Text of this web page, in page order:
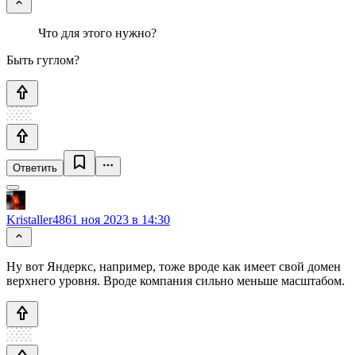
Что для этого нужно?
Быть гуглом?
Ответить
Kristaller4861 ноя 2023 в 14:30
Ну вот Яндеркс, например, тоже вроде как имеет свой домен
верхнего уровня. Вроде компания сильно меньше масштабом.